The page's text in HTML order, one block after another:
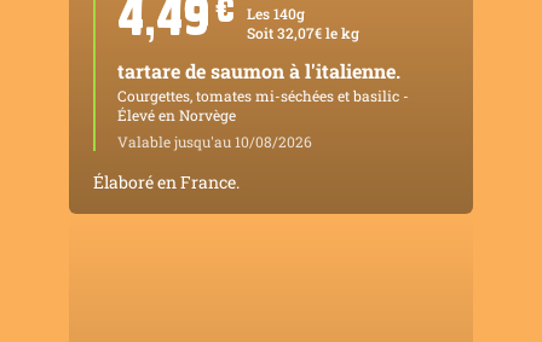
4,49 ¤
Les 140g
Soit 32,07€ le kg
tartare de saumon à l'italienne.
Courgettes, tomates mi-séchées et basilic -
Élevé en Norvège
Valable jusqu'au 10/08/2026
Élaboré en France.